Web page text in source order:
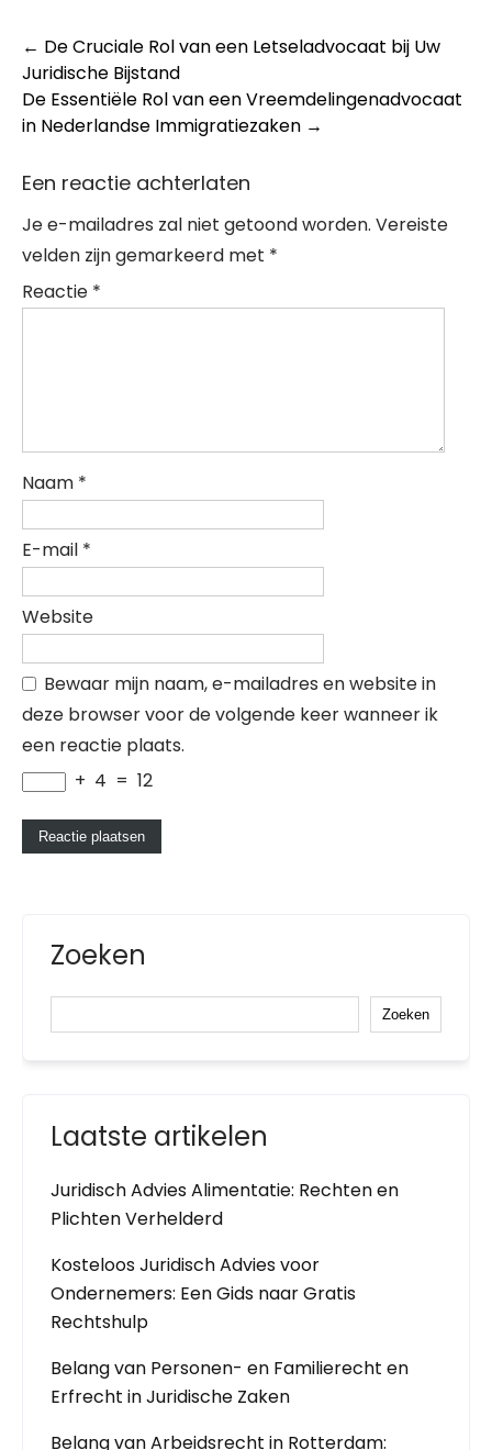
Post
navigation
← De Cruciale Rol van een Letseladvocaat bij Uw
Juridische Bijstand
De Essentiële Rol van een Vreemdelingenadvocaat
in Nederlandse Immigratiezaken →
Een reactie achterlaten
Je e-mailadres zal niet getoond worden. Vereiste
velden zijn gemarkeerd met *
Reactie *
Naam *
E-mail *
Website
Bewaar mijn naam, e-mailadres en website in
deze browser voor de volgende keer wanneer ik
een reactie plaats.
+ 4 = 12
Zoeken
Zoeken
Laatste artikelen
Juridisch Advies Alimentatie: Rechten en
Plichten Verhelderd
Kosteloos Juridisch Advies voor
Ondernemers: Een Gids naar Gratis
Rechtshulp
Belang van Personen- en Familierecht en
Erfrecht in Juridische Zaken
Belang van Arbeidsrecht in Rotterdam: